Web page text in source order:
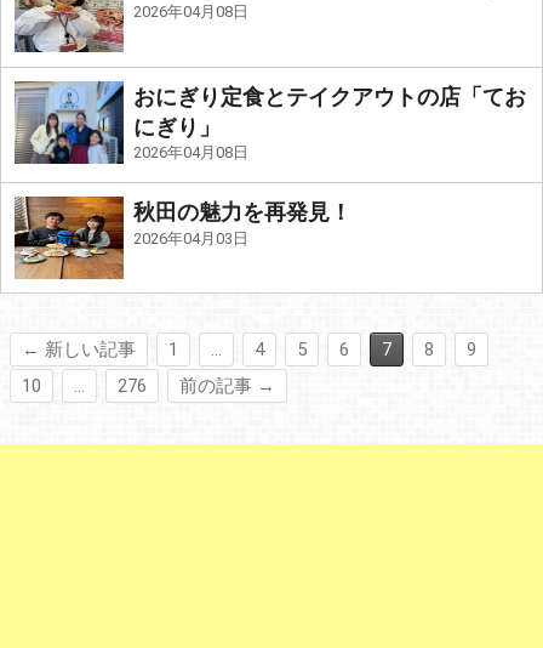
2026年04月08日
おにぎり定食とテイクアウトの店「てお
にぎり」
2026年04月08日
秋田の魅力を再発見！
2026年04月03日
← 新しい記事 1 … 4 5 6 7 8
9
10
… 276 前の記事 →